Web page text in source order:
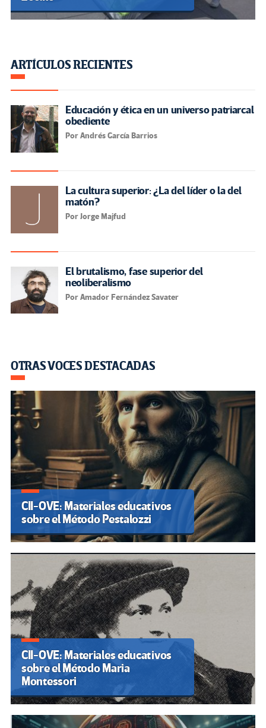
ARTÍCULOS RECIENTES
Educación y ética en un universo patriarcal
obediente
Por Andrés García Barrios
La cultura superior: ¿La del líder o la del
matón?
Por Jorge Majfud
El brutalismo, fase superior del
neoliberalismo
Por Amador Fernández Savater
OTRAS VOCES DESTACADAS
CII-OVE: Materiales educativos
sobre el Método Pestalozzi
CII-OVE: Materiales educativos
sobre el Método Maria
Montessori